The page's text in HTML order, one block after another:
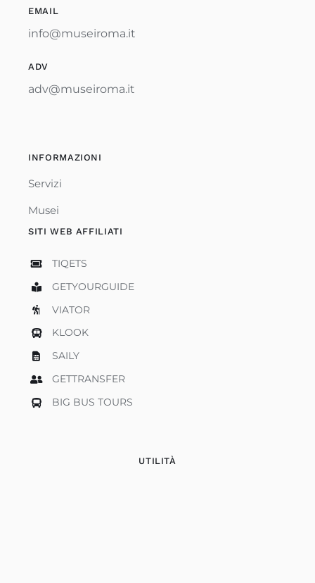
EMAIL
info@museiroma.it
ADV
adv@museiroma.it
INFORMAZIONI
Servizi
Musei
SITI WEB AFFILIATI
TIQETS
GETYOURGUIDE
VIATOR
KLOOK
SAILY
GETTRANSFER
BIG BUS TOURS
UTILITÀ